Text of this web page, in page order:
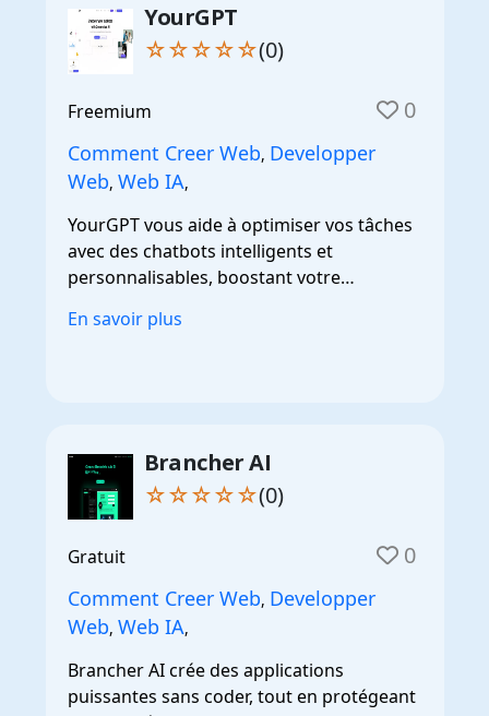
YourGPT
☆☆☆☆☆(0)
Freemium 0
Comment Creer Web, Developper
Web, Web IA,
YourGPT vous aide à optimiser vos tâches
avec des chatbots intelligents et
personnalisables, boostant votre
En savoir plus
Brancher AI
☆☆☆☆☆(0)
Gratuit 0
Comment Creer Web, Developper
Web, Web IA,
Brancher AI crée des applications
puissantes sans coder, tout en protégeant